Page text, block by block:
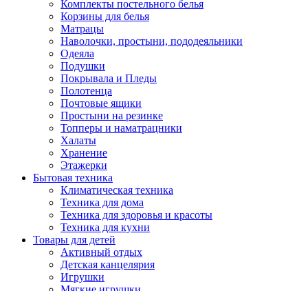
Комплекты постельного белья
Корзины для белья
Матрацы
Наволочки, простыни, пододеяльники
Одеяла
Подушки
Покрывала и Пледы
Полотенца
Почтовые ящики
Простыни на резинке
Топперы и наматрацники
Халаты
Хранение
Этажерки
Бытовая техника
Климатическая техника
Техника для дома
Техника для здоровья и красоты
Техника для кухни
Товары для детей
Активный отдых
Детская канцелярия
Игрушки